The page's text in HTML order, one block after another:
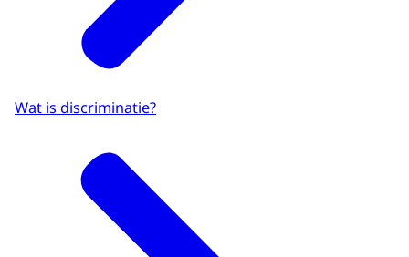
Wat is discriminatie?